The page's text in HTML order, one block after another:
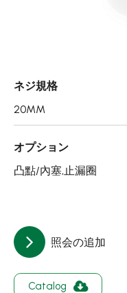
ネジ規格
20MM
オプション
凸點/內塞,止漏圈
照会の追加
Catalog
再生資源製品
技術力
使用用途
持続可能な経営
会社簡介